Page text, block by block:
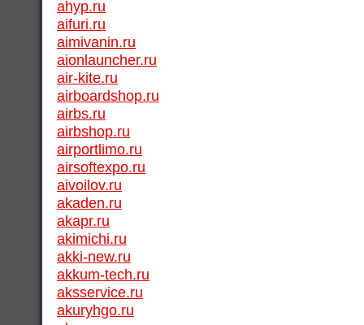
ahyp.ru
aifuri.ru
aimivanin.ru
aionlauncher.ru
air-kite.ru
airboardshop.ru
airbs.ru
airbshop.ru
airportlimo.ru
airsoftexpo.ru
aivoilov.ru
akaden.ru
akapr.ru
akimichi.ru
akki-new.ru
akkum-tech.ru
aksservice.ru
akuryhgo.ru